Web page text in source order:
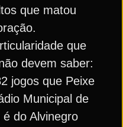
que matou
que
devem saber:
jogos que Peixe
Municipal de
do Alvinegro